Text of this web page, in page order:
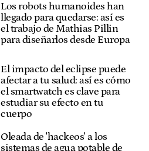
Los robots humanoides han
llegado para quedarse: así es
el trabajo de Mathias Pillin
para diseñarlos desde Europa
El impacto del eclipse puede
afectar a tu salud: así es cómo
el smartwatch es clave para
estudiar su efecto en tu
cuerpo
Oleada de 'hackeos' a los
sistemas de agua potable de